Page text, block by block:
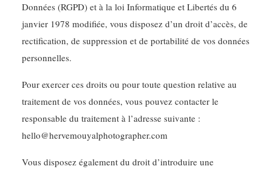
Données (RGPD) et à la loi Informatique et Libertés du 6
janvier 1978 modifiée, vous disposez d’un droit d’accès, de
rectification, de suppression et de portabilité de vos données
personnelles.
Pour exercer ces droits ou pour toute question relative au
traitement de vos données, vous pouvez contacter le
responsable du traitement à l’adresse suivante :
hello@hervemouyalphotographer.com
Vous disposez également du droit d’introduire une